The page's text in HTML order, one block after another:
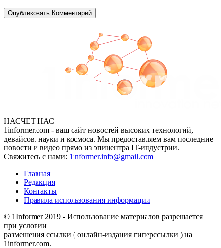
НАСЧЕТ НАС
1informer.com - ваш сайт новостей высоких технологий,
девайсов, науки и космоса. Мы предоставляем вам последние
новости и видео прямо из эпицентра IT-индустрии.
Свяжитесь с нами: 1informer.info@gmail.com
Главная
Редакция
Контакты
Правила использования информации
© 1Informer 2019 - Использование материалов разрешается
при условии
размешения ссылки ( онлайн-издания гиперссылки ) на
1informer.com.